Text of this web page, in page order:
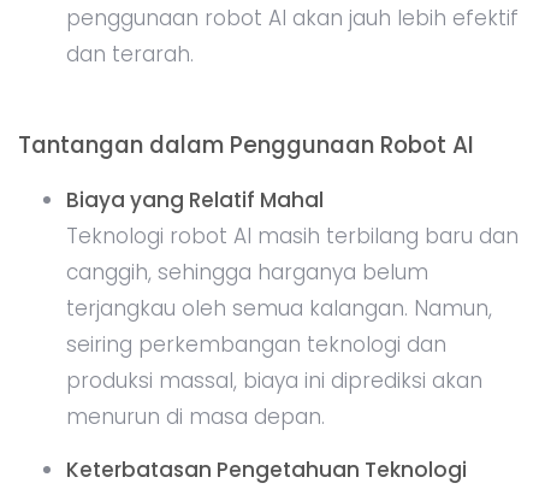
penggunaan robot AI akan jauh lebih efektif
dan terarah.
Tantangan dalam Penggunaan Robot AI
Biaya yang Relatif Mahal
Teknologi robot AI masih terbilang baru dan
canggih, sehingga harganya belum
terjangkau oleh semua kalangan. Namun,
seiring perkembangan teknologi dan
produksi massal, biaya ini diprediksi akan
menurun di masa depan.
Keterbatasan Pengetahuan Teknologi